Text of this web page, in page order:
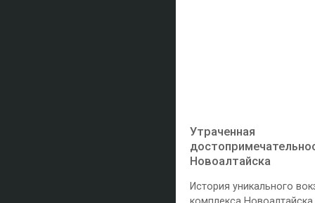
Утраченная
Новоалтайска
История уникального